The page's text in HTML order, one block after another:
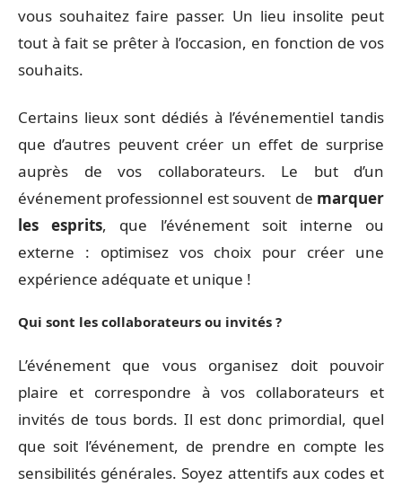
vous souhaitez faire passer. Un lieu insolite peut
tout à fait se prêter à l’occasion, en fonction de vos
souhaits.
Certains lieux sont dédiés à l’événementiel tandis
que d’autres peuvent créer un effet de surprise
auprès de vos collaborateurs. Le but d’un
événement professionnel est souvent de marquer
les esprits, que l’événement soit interne ou
externe : optimisez vos choix pour créer une
expérience adéquate et unique !
Qui sont les collaborateurs ou invités ?
L’événement que vous organisez doit pouvoir
plaire et correspondre à vos collaborateurs et
invités de tous bords. Il est donc primordial, quel
que soit l’événement, de prendre en compte les
sensibilités générales. Soyez attentifs aux codes et